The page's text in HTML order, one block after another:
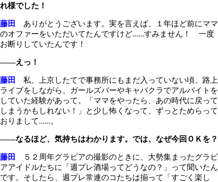
れ様でした！
藤田
ありがとうございます。実を言えば、１年ほど前にママ
のオファーをいただいてたんですけど......すみません！ 一度
お断りしていたんです！
――えっ！
藤田
私、上京したてで事務所にもまだ入っていない頃、路上
ライブをしながら、ガールズバーやキャバクラでアルバイトを
していた経験があって。「ママをやったら、あの時代に戻って
しまうかもしれない！」と少し怖くなって、ずっとためらって
おりまして......。
――なるほど、気持ちはわかります。では、なぜ今回ＯＫを？
藤田
５２周年グラビアの撮影のときに、大勢集まったグラビ
アアイドルたちに「週プレ酒場ってどうなの？」って聞いたん
です。そしたら、週プレ常連のコたちは揃って「すごく楽し